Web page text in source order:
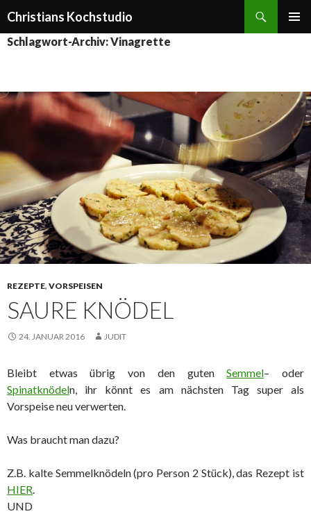
Christians Kochstudio
INHALT
Schlagwort-Archiv: Vinagrette
REZEPTE, VORSPEISEN
SAURE KNÖDEL
24. JANUAR 2016 JUDIT
Bleibt etwas übrig von den gutenSemmel– oder
Spinatknödeln, ihr könnt es am nächsten Tag super als
Vorspeise neu verwerten.
Was braucht man dazu?
Z.B. kalte Semmelknödeln (pro Person 2 Stück), das Rezept ist
HIER.
UND